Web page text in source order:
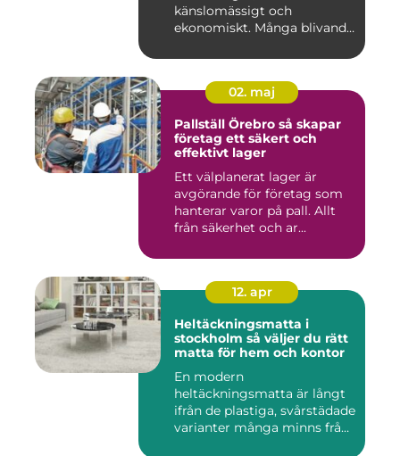
känslomässigt och
ekonomiskt. Många blivande
02. maj
Pallställ Örebro så skapar
företag ett säkert och
effektivt lager
Ett välplanerat lager är
avgörande för företag som
hanterar varor på pall. Allt
från säkerhet och ar...
12. apr
Heltäckningsmatta i
stockholm så väljer du rätt
matta för hem och kontor
En modern
heltäckningsmatta är långt
ifrån de plastiga, svårstädade
varianter många minns från